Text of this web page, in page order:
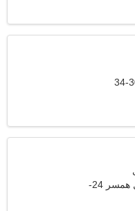
مرد مجرد به دنبال همسر 24-